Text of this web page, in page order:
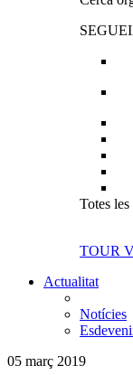
Totes
TOUR
Actualitat
Notícies
05 març 2019